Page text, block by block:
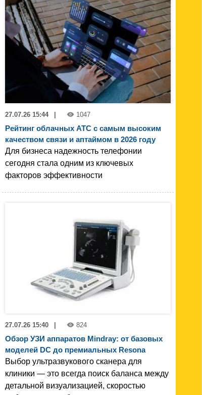
27.07.26 15:44 1047
Рейтинг облачных АТС с самым высоким
качеством связи и аптаймом в 2026 году
Для бизнеса надежность телефонии
сегодня стала одним из ключевых
факторов эффективности
27.07.26 15:40 | 824
Обзор УЗИ аппаратов Mindray: от базовых
моделей DC до премиальных Resona
Выбор ультразвукового сканера для
клиники — это всегда поиск баланса между
детальной визуализацией, скоростью